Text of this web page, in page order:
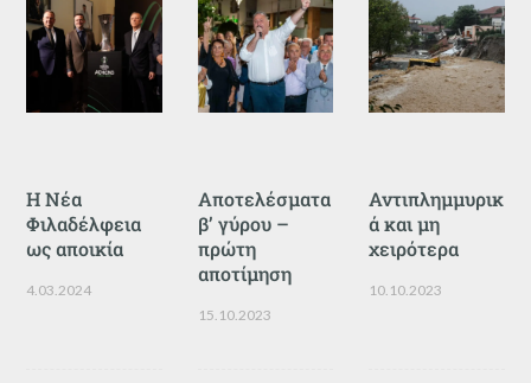
Η Νέα
Φιλαδέλφεια
ως αποικία
4.03.2024
Αποτελέσματα
β’ γύρου –
πρώτη
αποτίμηση
15.10.2023
Αντιπλημμυρικ
ά και μη
χειρότερα
10.10.2023